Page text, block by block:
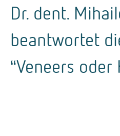
Dr. dent.
beantwortet
“Veneers oder